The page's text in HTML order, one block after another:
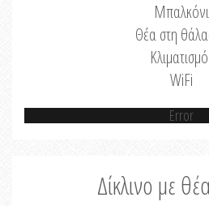
Μπαλκόνι
Θέα στη
WiFi
Error
Δίκλινο με